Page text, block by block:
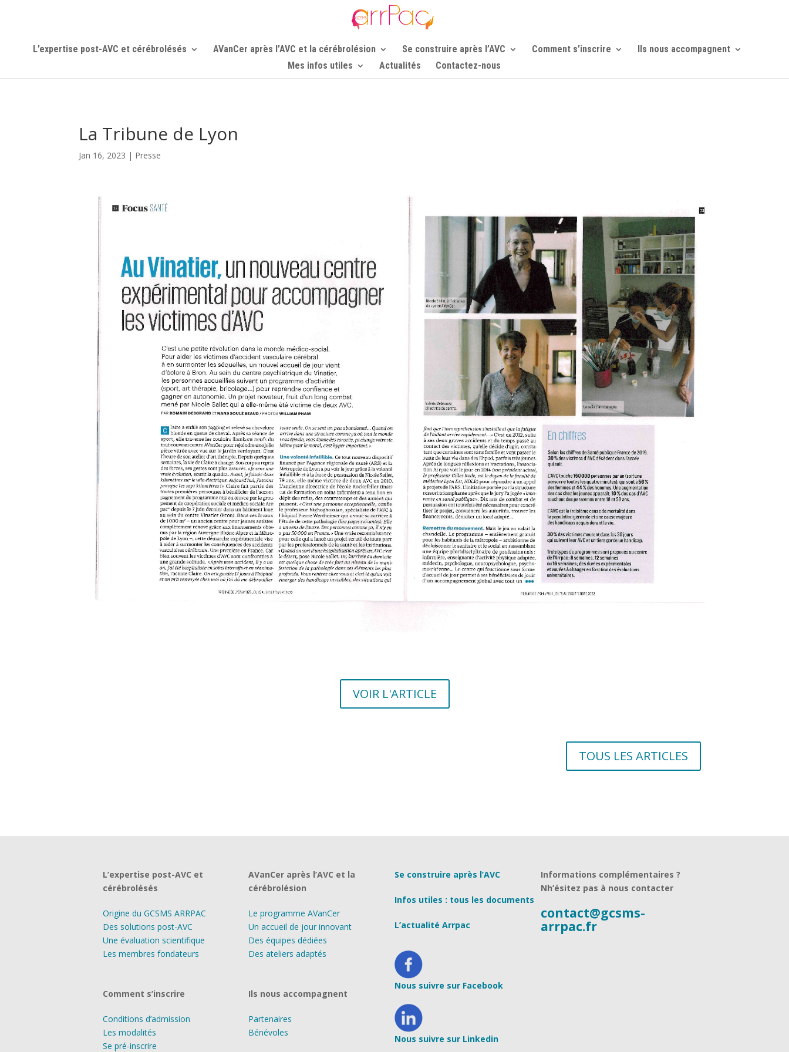
L’expertise post-AVC et cérébrolésés AVanCer après l’AVC et la cérébrolésion Se construire après l’AVC Comment s’inscrire
Ils nous accompagnent
Mes infos utiles
Actualités Contactez-nous
La Tribune de Lyon
Jan 16, 2023 | Presse
VOIR L'ARTICLE
TOUS LES ARTICLES
L’expertise post-AVC et
cérébrolésés
Origine du GCSMS ARRPAC
Des solutions post-AVC
Une évaluation scientifique
Les membres fondateurs
Comment s’inscrire
Conditions d’admission
Les modalités
Se pré-inscrire
AVanCer après l’AVC et la
cérébrolésion
Le programme AVanCer
Un accueil de jour innovant
Des équipes dédiées
Des ateliers adaptés
Ils nous accompagnent
Partenaires
Bénévoles
Se construire après l’AVC
Infos utiles : tous les documents
L’actualité Arrpac
Nous suivre sur Facebook
Nous suivre sur Linkedin
Informations complémentaires ?
Nh’ésitez pas à nous contacter
contact@gcsms-
arrpac.fr